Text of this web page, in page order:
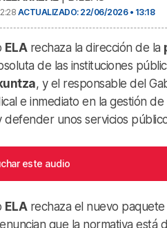
ACTUALIZADO: 22/06/2026 • 13:18
ELArechaza la dirección de la
de las instituciones
, y el responsable del
e inmediato en la gestión
defender unos servicios
este audio
ELArechaza el nuevo
que la normativa está